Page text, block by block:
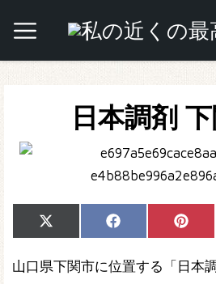
日本調剤
Share
on
X
(Twitter)
Share
on
Facebook Share
on
山口県下関市に位置する「日本